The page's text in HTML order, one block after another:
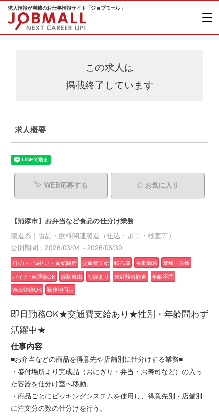
求人情報が満載のお仕事情報サイト「ジョブモール」
この求人は
掲載終了しています
求人概要
WEB応募する お気に入り
【浦添市】お弁当など食品の仕分け業務
製造系｜食品・飲料関連製造（仕込・加工・検査等）
公開期間：2026/03/04～2026/06/30
日払い・週払い・前給制度 交通費支給 軽作業 長期勤務
禁煙・分煙
バイク･車通勤OK
服装自由 制服あり 未経験者歓迎
年齢不問
Web登録OK
勤務地固定
即日勤務OK★交通費支給あり★性別・年齢問わず
活躍中★
仕事内容
■お弁当などの商品を得意先や店舗別に仕分けする業務■
・盛付場所より完成品（おにぎり・弁当・お寿司など）の入っ
た容器を仕分け室へ移動。
・商品ごとにピッキングシステムを使用し、得意先別・店舗別
に注文分の数の仕分けを行う。